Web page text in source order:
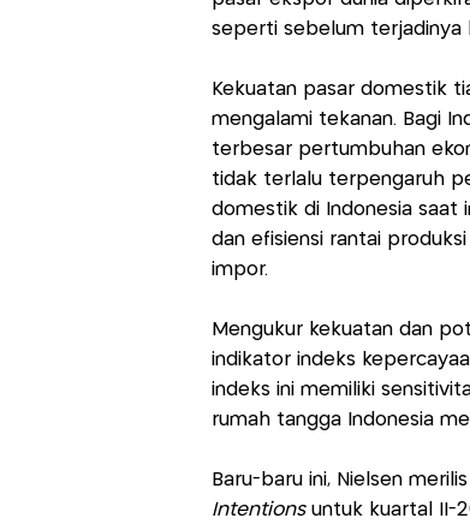
seperti sebelum terjadinya
Kekuatan pasar domestik
mengalami tekanan. Bagi
terbesar pertumbuhan
tidak terlalu terpengaruh
domestik di Indonesia saat
dan efisiensi rantai
impor.
Mengukur kekuatan dan
indikator indeks
indeks ini memiliki
rumah tangga Indonesia
Baru-baru ini, Nielsen merilis
Intentions untuk kuartal II-